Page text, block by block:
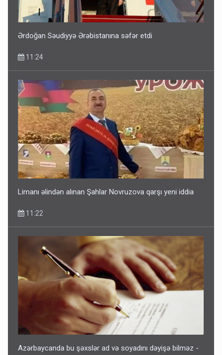
Ərdoğan Səudiyyə Ərəbistanına səfər etdi
11:24
Limanı əlindən alınan Şahlar Novruzova qarşı yeni iddia
11:22
Azərbaycanda bu şəxslər ad və soyadını dəyişə bilməz -